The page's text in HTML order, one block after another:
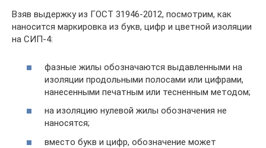
Взяв выдержку из ГОСТ 31946-2012, посмотрим, как
наносится маркировка из букв, цифр и цветной изоляции
на СИП-4:
фазные жилы обозначаются выдавленными на
изоляции продольными полосами или цифрами,
нанесенными печатным или тесненным методом;
на изоляцию нулевой жилы обозначения не
наносятся;
вместо букв и цифр, обозначение может